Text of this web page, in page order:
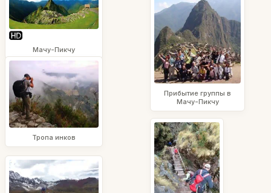
Мачу-Пикчу
Тропа инков
Прибытие группы в
Мачу-Пикчу